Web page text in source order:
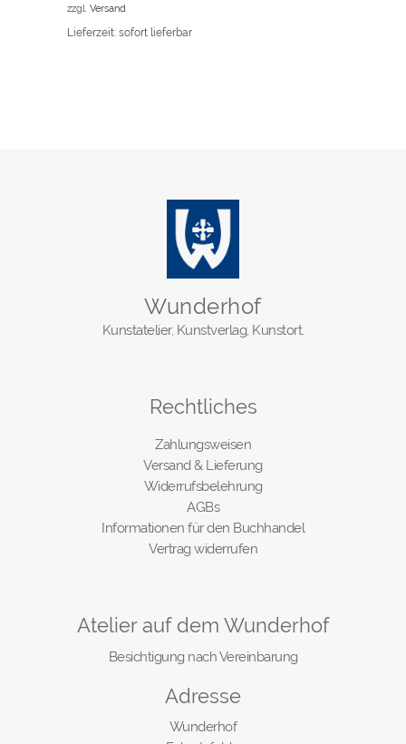
zzgl. Versand
Lieferzeit: sofort lieferbar
Wunderhof
Kunstatelier, Kunstverlag, Kunstort.
Rechtliches
Zahlungsweisen
Versand & Lieferung
Widerrufsbelehrung
AGBs
Informationen für den Buchhandel
Vertrag widerrufen
Atelier auf dem Wunderhof
Besichtigung nach Vereinbarung
Adresse
Wunderhof